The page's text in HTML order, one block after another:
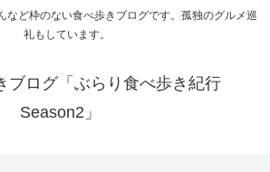
など枠のない食べ歩きブログです。孤独のグルメ巡
礼もしています。
ブログ「ぶらり食べ歩き紀行
Season2」